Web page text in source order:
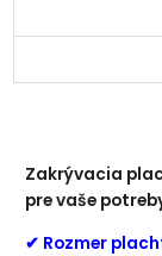
Zakrývacia
pre vaše
✔ Rozmer